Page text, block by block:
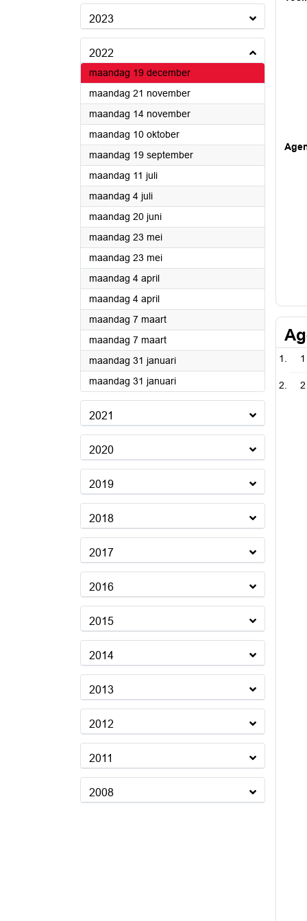
2023
2022
maandag 19 december2022
maandag 21 november2022
maandag 14 november2022
maandag 10 oktober2022
maandag 19 september2022
maandag 11 juli2022
maandag 4 juli2022
maandag 20 juni2022
maandag 23 mei2022
maandag 23 mei2022
maandag 4 april2022
maandag 4 april2022
maandag 7 maart2022
maandag 7 maart2022
maandag 31 januari2022
maandag 31 januari2022
2021
2020
2019
2018
2017
2016
2015
2014
2013
2012
2011
2008
1
2